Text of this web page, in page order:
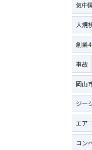
気中
大規
創業
事故
岡山
ジー
エア
コン